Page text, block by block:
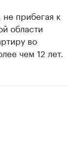
прибегая к
области
во
чем 12 лет.